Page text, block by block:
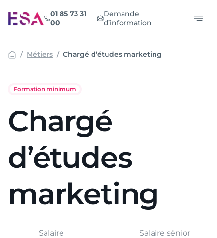
au
contenu
01 85 73 31
00
Demande
d’information
Métiers Chargé d’études marketing
Formation minimum
Chargé
d’études
marketing
Salaire
Salaire sénior